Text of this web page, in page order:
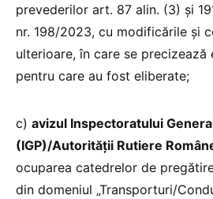
prevederilor art. 87 alin. (3) şi
nr. 198/2023, cu modificările şi
ulterioare, în care se
pentru care au fost eliberate;
c) avizul Inspectoratului
(IGP)/Autorităţii Rutiere
ocuparea catedrelor de
din domeniul „Transporturi/